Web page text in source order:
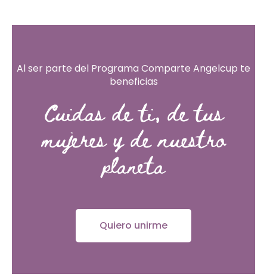
Al ser parte del Programa Comparte Angelcup te
beneficias
Cuidas de ti, de tus
mujeres y de nuestro
planeta
Quiero unirme